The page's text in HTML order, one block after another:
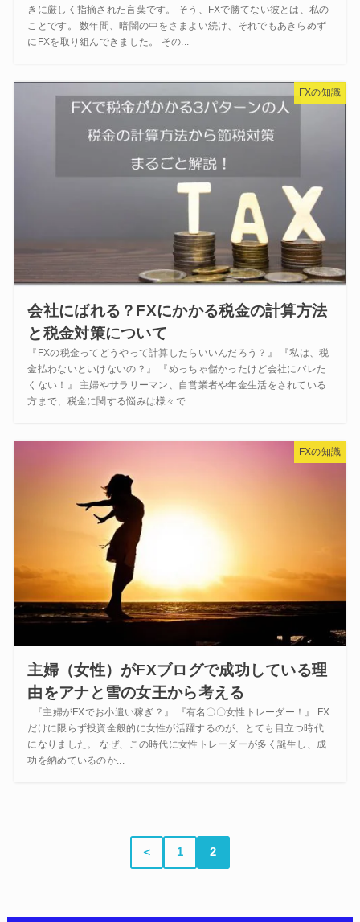
きに厳しく指摘された言葉です。 そう、FXで勝てない彼とは、私の
ことです。 数年間、暗闇の中をさまよい続け、それでもあきらめず
にFXを取り組んできました。 その...
FXの知識
会社にばれる？FXにかかる税金の計算方法
と税金対策について
『FXの税金ってどうやって計算したらいいんだろう？』 『私は、税
金払わないといけないの？』 『めっちゃ儲かったけど会社にバレた
くない！』 主婦やサラリーマン、自営業者や年金生活をされている
方まで、税金に関する悩みは様々で...
FXの知識
主婦（女性）がFXブログで成功している理
由をアナと雪の女王から考える
『主婦がFXでお小遣い稼ぎ？』 『有名〇〇女性トレーダー！』 FX
だけに限らず投資全般的に女性が活躍するのが、とても目立つ時代
になりました。 なぜ、この時代に女性トレーダーが多く誕生し、成
功を納めているのか...
＜ 1 2